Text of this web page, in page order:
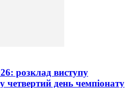
розклад виступу
четвертий день чемпіонату